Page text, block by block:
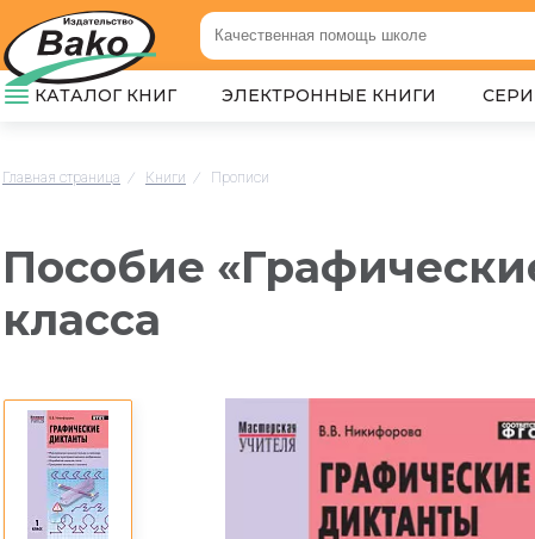
КАТАЛОГ КНИГ ЭЛЕКТРОННЫЕ КНИГИ
Главная страница / Книги / Прописи
Пособие
класса